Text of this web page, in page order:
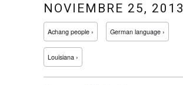
NOVIEMBRE 25, 2013
Achang people › German language ›
Louisiana ›